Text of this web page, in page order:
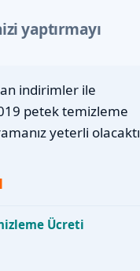
yaptırmayı
indirimler ile
petek temizleme
yeterli
Ücreti